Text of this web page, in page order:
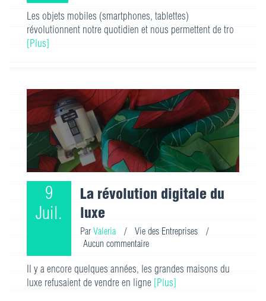
Les objets mobiles (smartphones, tablettes)
révolutionnent notre quotidien et nous permettent de tro
[Plus]
9
Juil.
La révolution digitale du
luxe
Par Valeria / Vie des Entreprises
/
Aucun commentaire
Il y a encore quelques années, les grandes maisons du
luxe refusaient de vendre en ligne [Plus]